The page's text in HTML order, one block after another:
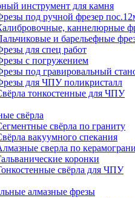
инструмент для камня
под ручной фрезер
каннелюрные
и барельефные
для спец работ
с погружением
под гравировальный
для ЧПУ поликристалл
тонкостенные для ЧПУ
свёрла
свёрла по граниту
вакуумного спекания
сверла по
коронки
свёрла для ЧПУ
алмазные фрезы